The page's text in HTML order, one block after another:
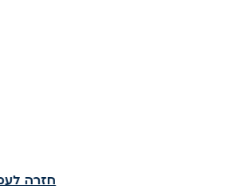
חזרה לעמוד פרויקטים